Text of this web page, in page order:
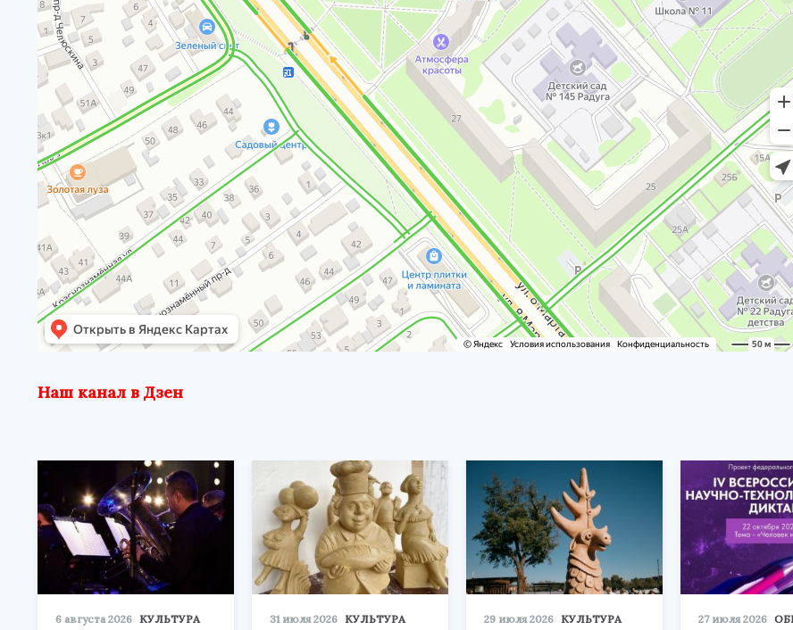
Наш канал в Дзен
6 августа 2026 КУЛЬТУРА 31 июля 2026 КУЛЬТУРА 29 июля 2026 КУЛЬТУРА 27 июля 2026